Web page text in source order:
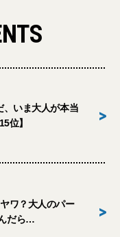
、いま大人が本当
位】
>
ワ？大人のパー
だら…
>